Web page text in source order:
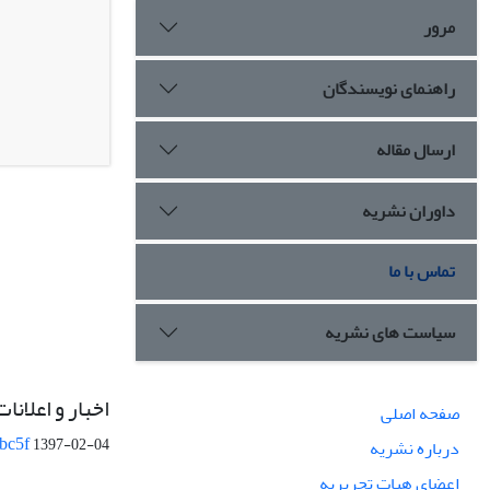
مرور
راهنمای نویسندگان
ارسال مقاله
داوران نشریه
تماس با ما
سیاست های نشریه
صفحه اصلی
درباره نشریه
اعضای هیات تحریریه
اخبار و
1397-02-04